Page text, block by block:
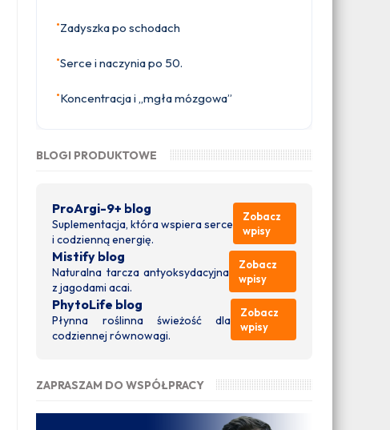
•Zadyszka po schodach
•Serce i naczynia po 50.
•Koncentracja i „mgła mózgowa”
BLOGI PRODUKTOWE
ProArgi-9+ blog
Suplementacja, która wspiera serce
i codzienną energię.
Zobacz
wpisy
Mistify blog
Naturalna tarcza antyoksydacyjna
z jagodami acai.
Zobacz
wpisy
PhytoLife blog
Płynna roślinna świeżość dla
codziennej równowagi.
Zobacz
wpisy
ZAPRASZAM DO WSPÓŁPRACY